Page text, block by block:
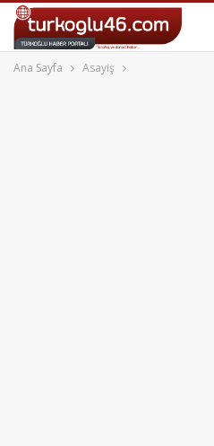
Ana Sayfa Asayiş